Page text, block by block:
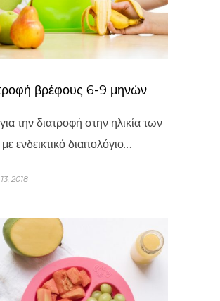
βρέφους 6-9 μηνών
την διατροφή στην ηλικία των
ενδεικτικό διαιτολόγιο…
2018